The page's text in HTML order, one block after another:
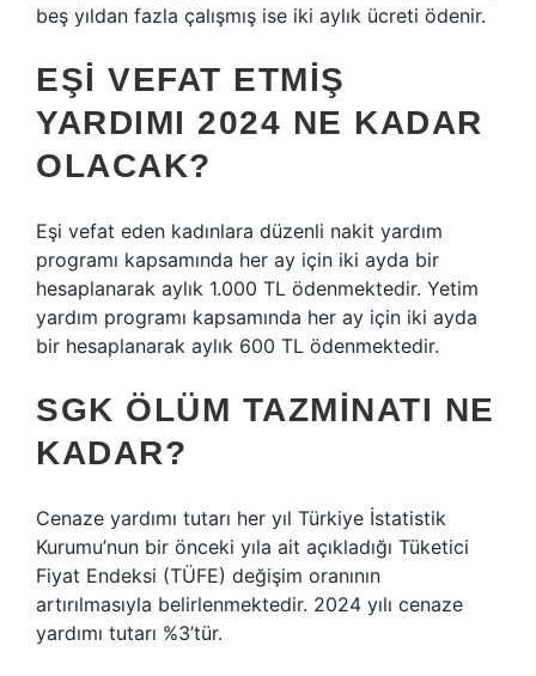
beş yıldan fazla çalışmış ise iki aylık ücreti ödenir.
EŞI VEFAT ETMIŞ
YARDIMI 2024 NE KADAR
OLACAK?
Eşi vefat eden kadınlara düzenli nakit yardım
programı kapsamında her ay için iki ayda bir
hesaplanarak aylık 1.000 TL ödenmektedir. Yetim
yardım programı kapsamında her ay için iki ayda
bir hesaplanarak aylık 600 TL ödenmektedir.
SGK ÖLÜM TAZMINATI NE
KADAR?
Cenaze yardımı tutarı her yıl Türkiye İstatistik
Kurumu’nun bir önceki yıla ait açıkladığı Tüketici
Fiyat Endeksi (TÜFE) değişim oranının
artırılmasıyla belirlenmektedir. 2024 yılı cenaze
yardımı tutarı %3’tür.